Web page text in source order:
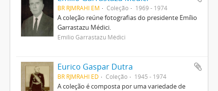
BR RJMRAHI EM Coleção 1969 - 1974
A coleção reúne fotografias do presidente Emílio
Garrastazu Médici.
Emílio Garrastazu Médici
Eurico Gaspar Dutra
BR RJMRAHI ED Coleção 1945 - 1974
A coleção é composta por uma variedade de